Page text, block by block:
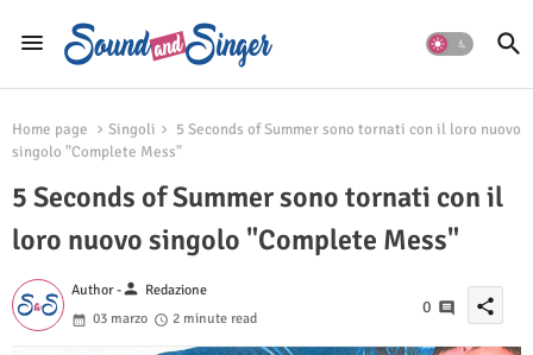
Home page Singoli
5 Seconds of Summer sono tornati con il loro nuovo
singolo "Complete Mess"
5 Seconds of Summer sono tornati con il
loro nuovo singolo "Complete Mess"
Author -person Redazione
03 marzo
2 minute read
0 share